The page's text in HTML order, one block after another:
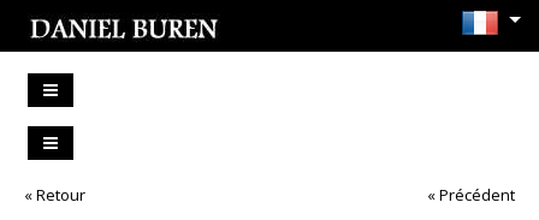
« Retour « Précédent